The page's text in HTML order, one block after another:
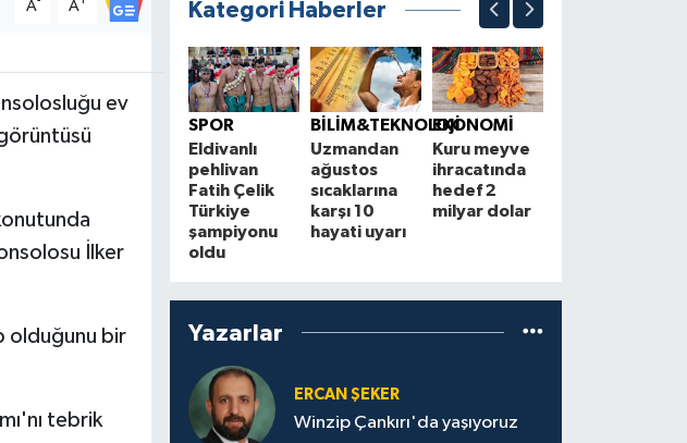
A A
ev
İlker
olduğunu bir
tebrik
Kategori Haberler
SPOR
Eldivanlı
pehlivan
Fatih Çelik
Türkiye
şampiyonu
oldu
BİLİM&TEKNOLOJİ
Uzmandan
ağustos
sıcaklarına
karşı 10
hayati uyarı
EKONOMİ
Kuru meyve
ihracatında
hedef 2
milyar dolar
Yazarlar
ERCAN ŞEKER
Winzip Çankırı'da yaşıyoruz